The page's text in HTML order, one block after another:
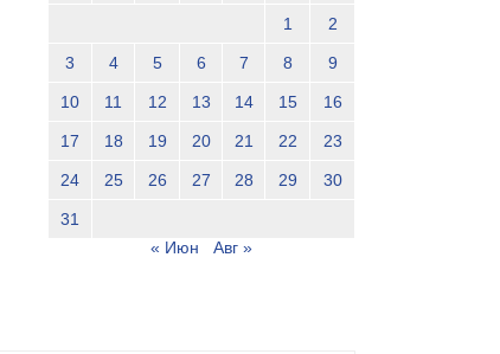
1 2
3 4 5 6 7 8 9
10 11 12 13 14 15 16
17 18 19 20 21 22 23
24 25 26 27 28 29 30
31
« Июн
Авг »